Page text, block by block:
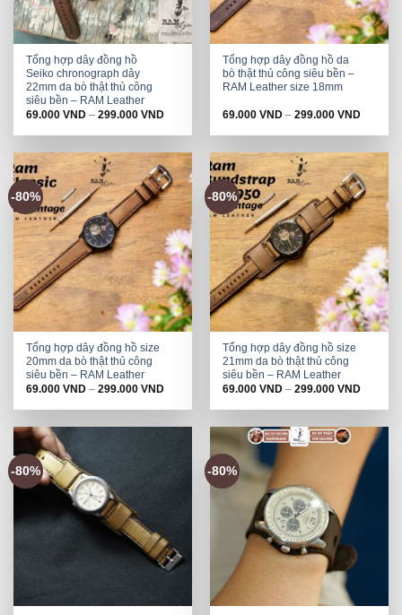
Tổng hợp dây đồng hồ
Seiko chronograph dây
22mm da bò thật thủ công
siêu bền – RAM Leather
69.000VND –299.000VND
Tổng hợp dây đồng hồ da
bò thật thủ công siêu bền –
RAM Leather size 18mm
69.000VND –299.000VND
-80%
Tổng hợp dây đồng hồ size
20mm da bò thật thủ công
siêu bền – RAM Leather
69.000VND –299.000VND
-80%
Tổng hợp dây đồng hồ size
21mm da bò thật thủ công
siêu bền – RAM Leather
69.000VND –299.000VND
-80% -80%